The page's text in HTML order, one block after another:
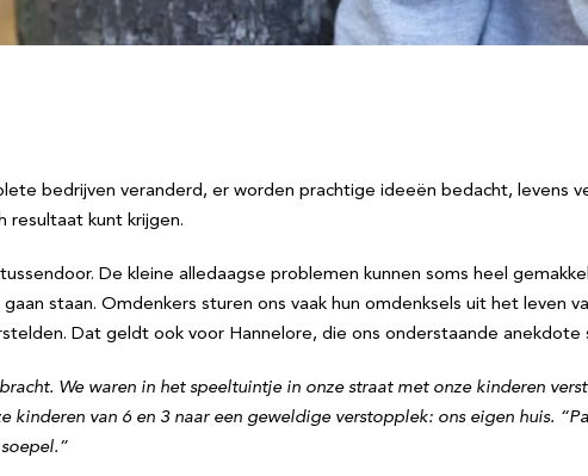
bedrijven veranderd, er worden prachtige ideeën bedacht, levens
resultaat kunt krijgen.
De kleine alledaagse problemen kunnen soms heel
staan. Omdenkers sturen ons vaak hun omdenksels uit het leven
Dat geldt ook voor Hannelore, die ons onderstaande anekdote
We waren in het speeltuintje in onze straat met onze kinderen
van 6 en 3 naar een geweldige verstopplek: ons eigen huis.